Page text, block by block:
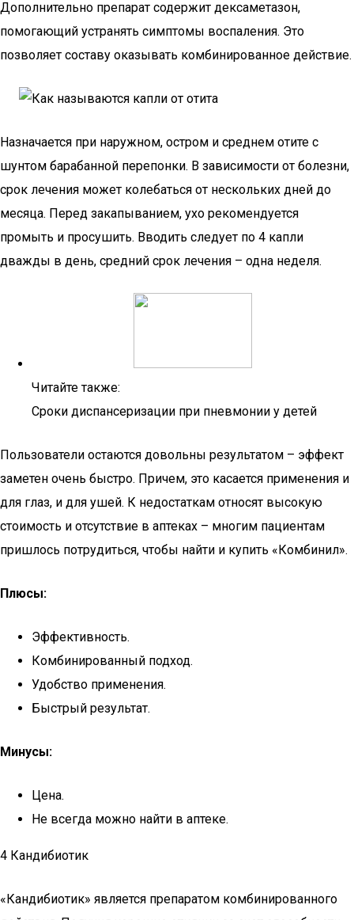
Дополнительно препарат содержит дексаметазон,
помогающий устранять симптомы воспаления. Это
позволяет составу оказывать комбинированное действие.
Назначается при наружном, остром и среднем отите с
шунтом барабанной перепонки. В зависимости от болезни,
срок лечения может колебаться от нескольких дней до
месяца. Перед закапыванием, ухо рекомендуется
промыть и просушить. Вводить следует по 4 капли
дважды в день, средний срок лечения – одна неделя.
Читайте также:
Сроки диспансеризации при пневмонии у детей
Пользователи остаются довольны результатом – эффект
заметен очень быстро. Причем, это касается применения и
для глаз, и для ушей. К недостаткам относят высокую
стоимость и отсутствие в аптеках – многим пациентам
пришлось потрудиться, чтобы найти и купить «Комбинил».
Плюсы:
Эффективность.
Комбинированный подход.
Удобство применения.
Быстрый результат.
Минусы:
Цена.
Не всегда можно найти в аптеке.
4 Кандибиотик
«Кандибиотик» является препаратом комбинированного